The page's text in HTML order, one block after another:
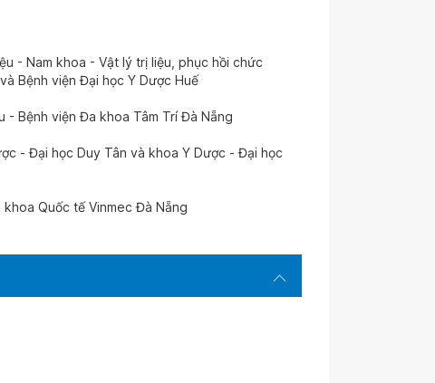
- Nam khoa - Vật lý trị liệu, phục hồi chức
Bệnh viện Đại học Y Dược Huế
- Bệnh viện Đa khoa Tâm Trí Đà Nẵng
- Đại học Duy Tân và khoa Y Dược - Đại học
Quốc tế Vinmec Đà Nẵng